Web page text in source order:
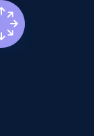
and